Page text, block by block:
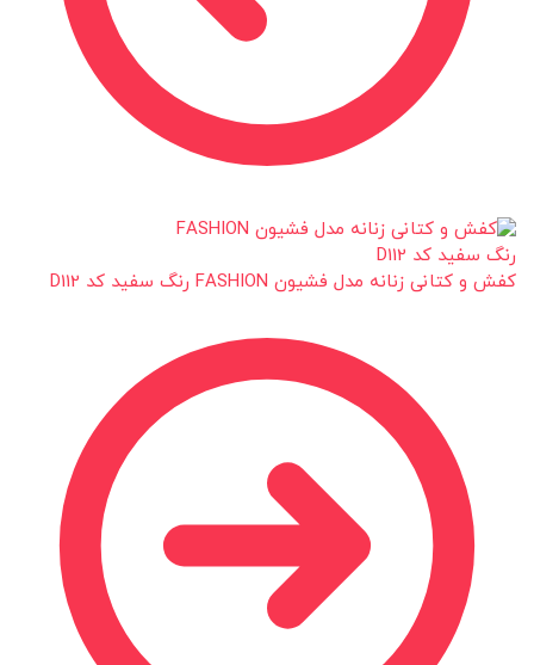
کفش و کتانی زنانه مدل فشیون FASHION رنگ سفید کد D112